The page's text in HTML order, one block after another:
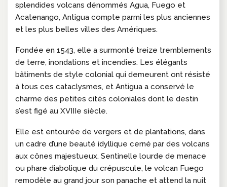
splendides volcans dénommés Agua, Fuego et
Acatenango, Antigua compte parmi les plus anciennes
et les plus belles villes des Amériques.
Fondée en 1543, elle a surmonté treize tremblements
de terre, inondations et incendies. Les élégants
bâtiments de style colonial qui demeurent ont résisté
à tous ces cataclysmes, et Antigua a conservé le
charme des petites cités coloniales dont le destin
s’est figé au XVIIIe siècle.
Elle est entourée de vergers et de plantations, dans
un cadre d’une beauté idyllique cerné par des volcans
aux cônes majestueux. Sentinelle lourde de menace
ou phare diabolique du crépuscule, le volcan Fuego
remodèle au grand jour son panache et attend la nuit